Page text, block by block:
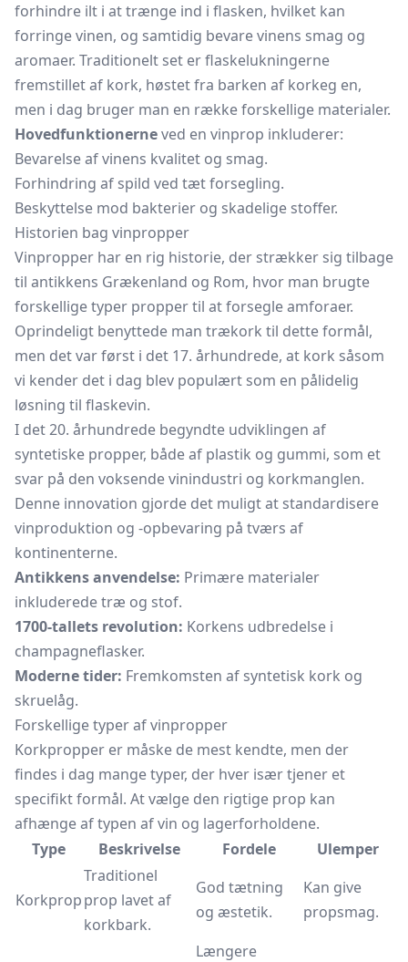
forhindre ilt i at trænge ind i flasken, hvilket kan
forringe vinen, og samtidig bevare vinens smag og
aromaer. Traditionelt set er flaskelukningerne
fremstillet af kork, høstet fra barken af korkeg en,
men i dag bruger man en række forskellige materialer.
Hovedfunktionerneved en vinprop inkluderer:
Bevarelse af vinens kvalitet og smag.
Forhindring af spild ved tæt forsegling.
Beskyttelse mod bakterier og skadelige stoffer.
Historien bag vinpropper
Vinpropper har en rig historie, der strækker sig tilbage
til antikkens Grækenland og Rom, hvor man brugte
forskellige typer propper til at forsegle amforaer.
Oprindeligt benyttede man trækork til dette formål,
men det var først i det 17. århundrede, at kork såsom
vi kender det i dag blev populært som en pålidelig
løsning til flaskevin.
I det 20. århundrede begyndte udviklingen af
syntetiske propper, både af plastik og gummi, som et
svar på den voksende vinindustri og korkmanglen.
Denne innovation gjorde det muligt at standardisere
vinproduktion og -opbevaring på tværs af
kontinenterne.
Antikkens anvendelse: Primære materialer
inkluderede træ og stof.
1700-tallets revolution: Korkens udbredelse i
champagneflasker.
Moderne tider: Fremkomsten af syntetisk kork og
skruelåg.
Forskellige typer af vinpropper
Korkpropper er måske de mest kendte, men der
findes i dag mange typer, der hver især tjener et
specifikt formål. At vælge den rigtige prop kan
afhænge af typen af vin og lagerforholdene.
Type
Beskrivelse Fordele Ulemper
Korkprop
Traditionel
prop lavet af
korkbark.
God tætning
og æstetik.
Kan give
propsmag.
Længere